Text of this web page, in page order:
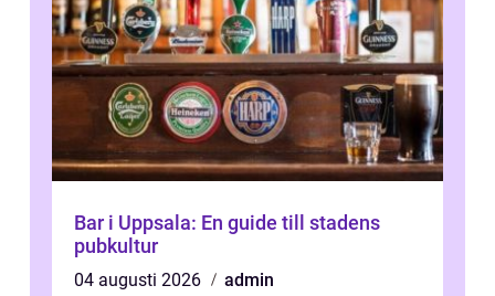
Bar i Uppsala: En guide till stadens
pubkultur
04 augusti 2026
admin